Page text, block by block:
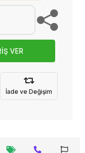
VER
İade ve Değişim